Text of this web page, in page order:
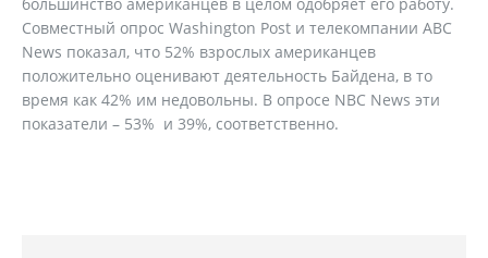
Совместный опрос Washington Post и телекомпании АВС
News показал, что 52% взрослых американцев
положительно оценивают деятельность Байдена, в то
время как 42% им недовольны. В опросе NBC News эти
показатели – 53% и 39%, соответственно.